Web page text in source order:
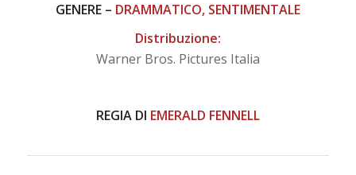
GENERE – DRAMMATICO, SENTIMENTALE
Distribuzione:
Warner Bros. Pictures Italia
REGIA DI EMERALD FENNELL